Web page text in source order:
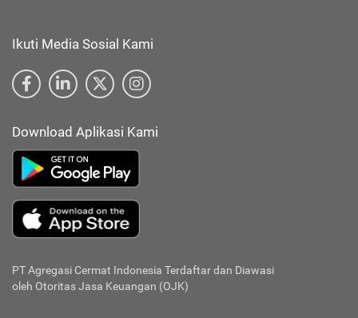
Ikuti Media Sosial Kami
Download Aplikasi Kami
PT Agregasi Cermat Indonesia Terdaftar dan Diawasi
oleh Otoritas Jasa Keuangan (OJK)